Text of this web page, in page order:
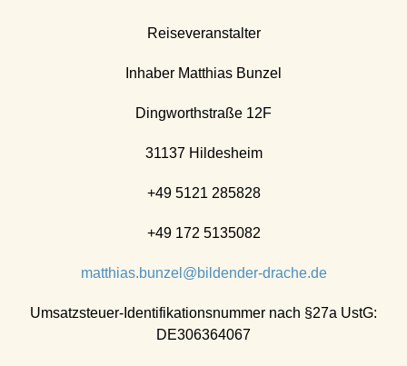
Reiseveranstalter
Inhaber Matthias Bunzel
Dingworthstraße 12F
31137 Hildesheim
+49 5121 285828
+49 172 5135082
matthias.bunzel@bildender-drache.de
Umsatzsteuer-Identifikationsnummer nach §27a UstG:
DE306364067